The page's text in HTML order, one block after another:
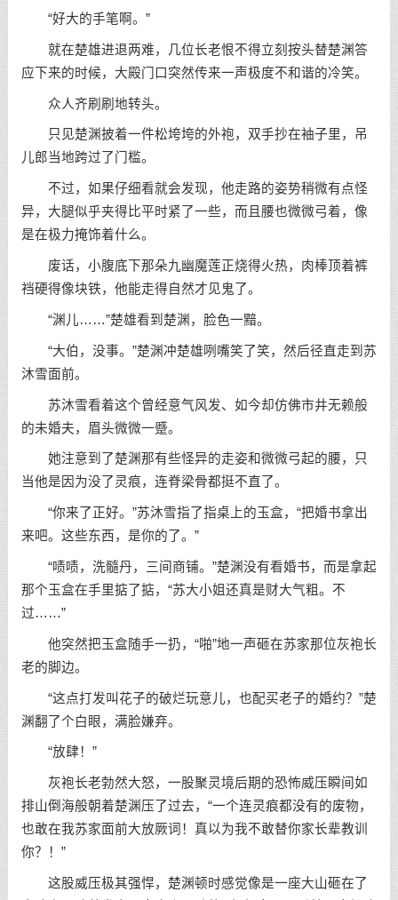
“好大的手笔啊。”
就在楚雄进退两难，几位长老恨不得立刻按头替楚渊答
应下来的时候，大殿门口突然传来一声极度不和谐的冷笑。
众人齐刷刷地转头。
只见楚渊披着一件松垮垮的外袍，双手抄在袖子里，吊
儿郎当地跨过了门槛。
不过，如果仔细看就会发现，他走路的姿势稍微有点怪
异，大腿似乎夹得比平时紧了一些，而且腰也微微弓着，像
是在极力掩饰着什么。
废话，小腹底下那朵九幽魔莲正烧得火热，肉棒顶着裤
裆硬得像块铁，他能走得自然才见鬼了。
“渊儿……”楚雄看到楚渊，脸色一黯。
“大伯，没事。”楚渊冲楚雄咧嘴笑了笑，然后径直走到苏
沐雪面前。
苏沐雪看着这个曾经意气风发、如今却仿佛市井无赖般
的未婚夫，眉头微微一蹙。
她注意到了楚渊那有些怪异的走姿和微微弓起的腰，只
当他是因为没了灵痕，连脊梁骨都挺不直了。
“你来了正好。”苏沐雪指了指桌上的玉盒，“把婚书拿出
来吧。这些东西，是你的了。”
“啧啧，洗髓丹，三间商铺。”楚渊没有看婚书，而是拿起
那个玉盒在手里掂了掂，“苏大小姐还真是财大气粗。不
过……”
他突然把玉盒随手一扔，“啪”地一声砸在苏家那位灰袍长
老的脚边。
“这点打发叫花子的破烂玩意儿，也配买老子的婚约？”楚
渊翻了个白眼，满脸嫌弃。
“放肆！”
灰袍长老勃然大怒，一股聚灵境后期的恐怖威压瞬间如
排山倒海般朝着楚渊压了过去，“一个连灵痕都没有的废物，
也敢在我苏家面前大放厥词！真以为我不敢替你家长辈教训
你？！”
这股威压极其强悍，楚渊顿时感觉像是一座大山砸在了